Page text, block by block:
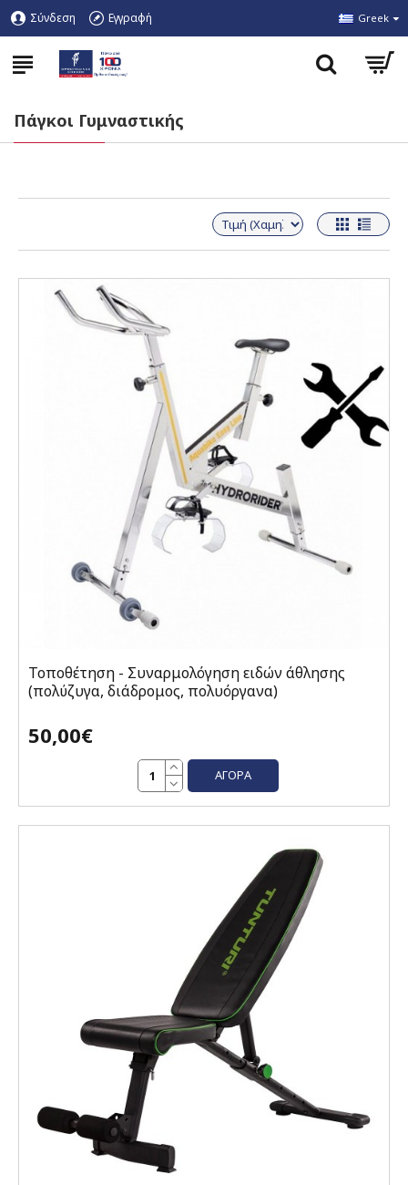
Σύνδεση Εγγραφή Greek
Πάγκοι Γυμναστικής
Τοποθέτηση - Συναρμολόγηση ειδών άθλησης
(πολύζυγα, διάδρομος, πολυόργανα)
50,00€
ΑΓΟΡΆ